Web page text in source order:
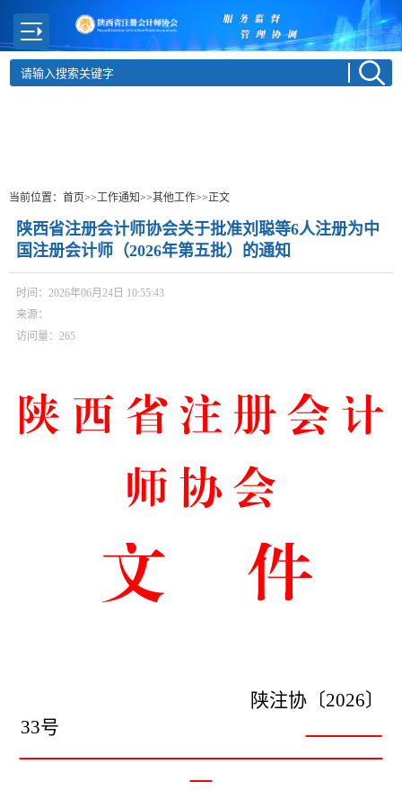
当前位置： 首页>>工作通知>>其他工作>>正文
陕西省注册会计师协会关于批准刘聪等6人注册为中
国注册会计师（2026年第五批）的通知
时间：2026年06月24日 10:55:43
来源：
访问量： 265
陕 西 省 注 册 会 计
师 协 会
文 件
陕注协〔2026〕
33号